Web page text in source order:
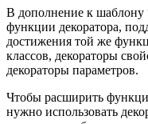
В дополнение к шаблону
функции декоратора,
достижения той же
классов, декораторы
декораторы параметров.
Чтобы расширить
нужно использовать